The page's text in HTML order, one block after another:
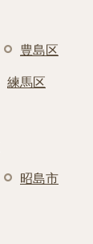
豊島区
練馬区
昭島市